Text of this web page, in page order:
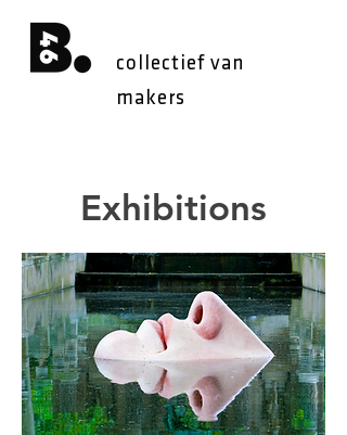
collectief van
makers
Exhibitions